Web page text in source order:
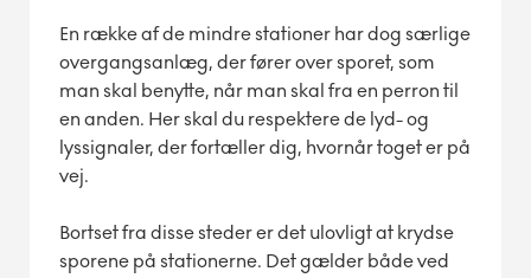
En række af de mindre stationer har dog særlige
overgangsanlæg, der fører over sporet, som
man skal benytte, når man skal fra en perron til
en anden. Her skal du respektere de lyd- og
lyssignaler, der fortæller dig, hvornår toget er på
vej.
Bortset fra disse steder er det ulovligt at krydse
sporene på stationerne. Det gælder både ved